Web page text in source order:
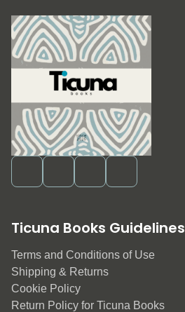
Ticuna Books Guidelines
Terms and Conditions of Use
Shipping & Returns
Cookie Policy
Return Policy for Ticuna Books